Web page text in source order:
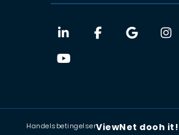
HandelsbetingelserViewNet dooh it!